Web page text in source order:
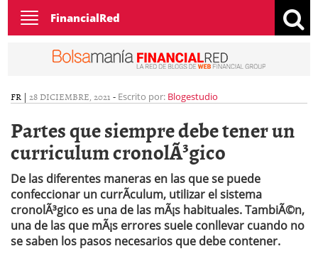
Toggle
navigation
FinancialRed
FR | 28 DICIEMBRE, 2021 - Escrito por: Blogestudio
Partes que siempre debe tener un
curriculum cronolÃ³gico
De las diferentes maneras en las que se puede
confeccionar un currÃ­culum, utilizar el sistema
cronolÃ³gico es una de las mÃ¡s habituales. TambiÃ©n,
una de las que mÃ¡s errores suele conllevar cuando no
se saben los pasos necesarios que debe contener.